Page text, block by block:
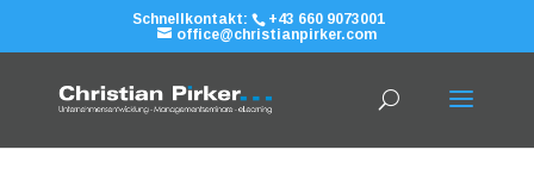
Schnellkontakt:
+43 660 9073001
office@christianpirker.com